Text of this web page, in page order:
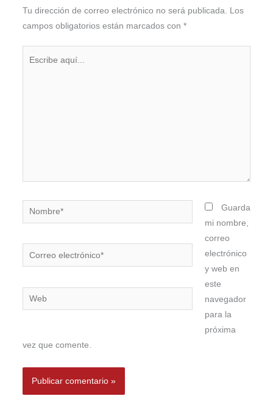
Tu dirección de correo electrónico no será publicada.
Los
campos obligatorios están marcados con *
Nombre*
Correo
electrónico*
Web
Guarda
mi nombre,
correo
electrónico
y web en
este
navegador
para la
próxima
vez que comente.